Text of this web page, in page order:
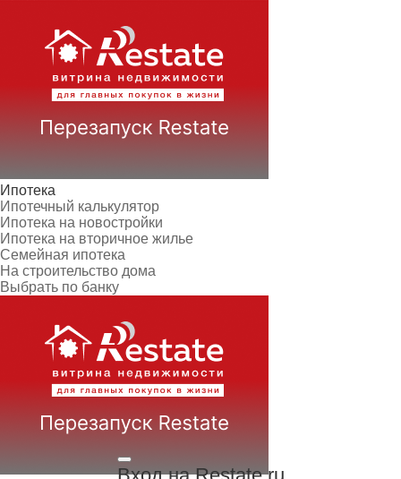
Ипотека
Ипотечный калькулятор
Ипотека на новостройки
Ипотека на вторичное жилье
Семейная ипотека
На строительство дома
Выбрать по банку
Вход на Restate.ru